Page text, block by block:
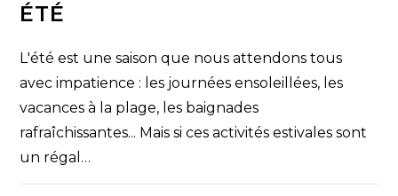
ÉTÉ
L'été est une saison que nous attendons tous
avec impatience : les journées ensoleillées, les
vacances à la plage, les baignades
rafraîchissantes... Mais si ces activités estivales sont
un régal…